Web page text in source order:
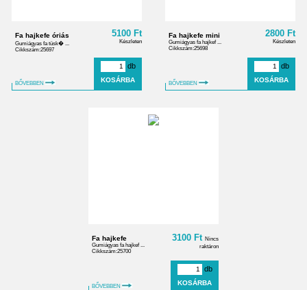
Fa hajkefe óriás
Gumiágyas fa tüsk� ...
Cikkszám:25697
BŐVEBBEN
5100 Ft
Készleten
db
Fa hajkefe mini
Gumiágyas fa hajkef ...
Cikkszám:25698
BŐVEBBEN
2800 Ft
Készleten
db
Fa hajkefe
Gumiágyas fa hajkef ...
Cikkszám:25700
BŐVEBBEN
3100 Ft Nincs
raktáron
db